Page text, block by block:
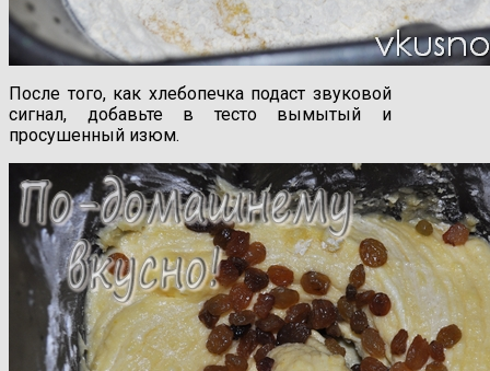
После того, как хлебопечка подаст звуковой
сигнал, добавьте в тесто вымытый и
просушенный изюм.